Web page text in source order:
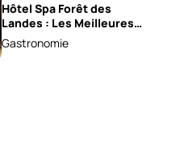
Hôtel Spa Forêt des
Landes : Les Meilleures
Détentes À Découvrir !
Gastronomie